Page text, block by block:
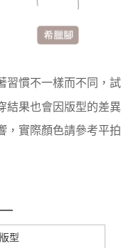
習慣不一樣而不同，試
結果也會因版型的差異
，實際顏色請參考平拍
型